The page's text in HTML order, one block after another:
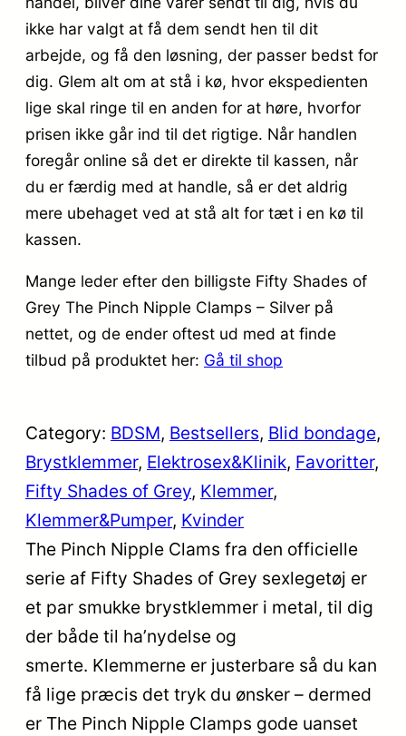
ikke har valgt at få dem sendt hen til dit
arbejde, og få den løsning, der passer bedst for
dig. Glem alt om at stå i kø, hvor ekspedienten
lige skal ringe til en anden for at høre, hvorfor
prisen ikke går ind til det rigtige. Når handlen
foregår online så det er direkte til kassen, når
du er færdig med at handle, så er det aldrig
mere ubehaget ved at stå alt for tæt i en kø til
kassen.
Mange leder efter den billigste Fifty Shades of
Grey The Pinch Nipple Clamps – Silver på
nettet, og de ender oftest ud med at finde
tilbud på produktet her: Gå til shop
Category: BDSM, Bestsellers, Blid bondage
Brystklemmer, Elektrosex&Klinik, Favoritter
Fifty Shades of Grey, Klemmer
Klemmer&Pumper, Kvinder
The Pinch Nipple Clams fra den officielle
serie af Fifty Shades of Grey sexlegetøj er
et par smukke brystklemmer i metal, til dig
der både til ha’nydelse og
smerte. Klemmerne er justerbare så du kan
få lige præcis det tryk du ønsker – dermed
er The Pinch Nipple Clamps gode uanset